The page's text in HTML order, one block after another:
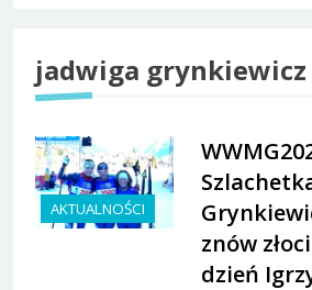
jadwiga grynkiewicz
AKTUALNOŚCI
znów
dzień